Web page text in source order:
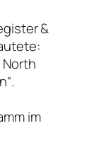
&
North
im